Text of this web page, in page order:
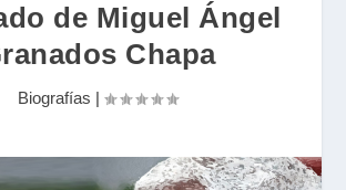
de Miguel Ángel
Chapa
Biografías |